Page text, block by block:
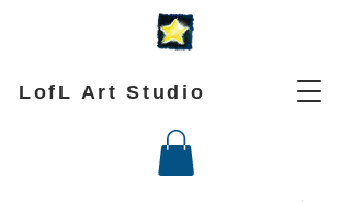
LofL Art Studio